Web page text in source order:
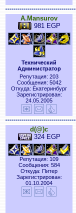
A.Mansurov
981 EGP
Технический
Администратор
Репутация: 203
Сообщения: 5042
Откуда: Екатеринбург
Зарегистрирован:
24.05.2005
d(@)c
324 EGP
Репутация: 109
Сообщения: 584
Откуда: Питер
Зарегистрирован:
01.10.2004